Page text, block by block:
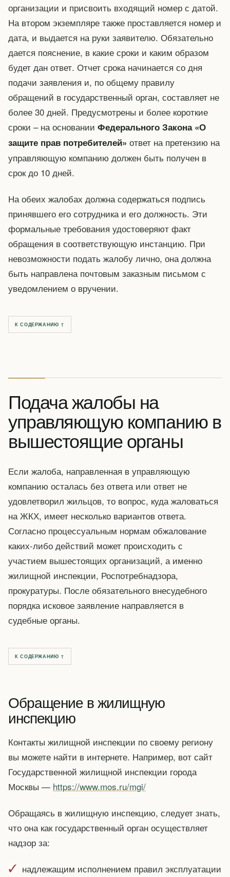
организации и присвоить входящий номер с датой.
На втором экземпляре также проставляется номер и
дата, и выдается на руки заявителю. Обязательно
дается пояснение, в какие сроки и каким образом
будет дан ответ. Отчет срока начинается со дня
подачи заявления и, по общему правилу
обращений в государственный орган, составляет не
более 30 дней. Предусмотрены и более короткие
сроки – на основании Федерального Закона «О
защите прав потребителей» ответ на претензию на
управляющую компанию должен быть получен в
срок до 10 дней.
На обеих жалобах должна содержаться подпись
принявшего его сотрудника и его должность. Эти
формальные требования удостоверяют факт
обращения в соответствующую инстанцию. При
невозможности подать жалобу лично, она должна
быть направлена почтовым заказным письмом с
уведомлением о вручении.
К СОДЕРЖАНИЮ ↑
Подача жалобы на
управляющую компанию в
вышестоящие органы
Если жалоба, направленная в управляющую
компанию осталась без ответа или ответ не
удовлетворил жильцов, то вопрос, куда жаловаться
на ЖКХ, имеет несколько вариантов ответа.
Согласно процессуальным нормам обжалование
каких-либо действий может происходить с
участием вышестоящих организаций, а именно
жилищной инспекции, Роспотребнадзора,
прокуратуры. После обязательного внесудебного
порядка исковое заявление направляется в
судебные органы.
К СОДЕРЖАНИЮ ↑
Обращение в жилищную
инспекцию
Контакты жилищной инспекции по своему региону
вы можете найти в интернете. Например, вот сайт
Государственной жилищной инспекции города
Москвы — https://www.mos.ru/mgi/
Обращаясь в жилищную инспекцию, следует знать,
что она как государственный орган осуществляет
надзор за:
надлежащим исполнением правил эксплуатации